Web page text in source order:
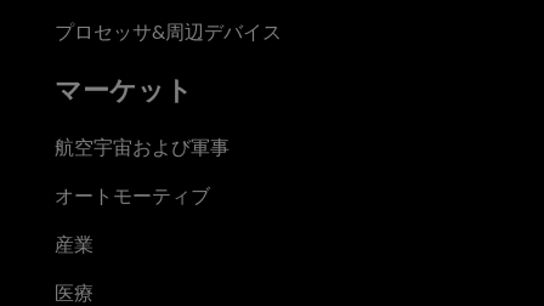
プロセッサ&周辺デバイス
マーケット
航空宇宙および軍事
オートモーティブ
産業
医療